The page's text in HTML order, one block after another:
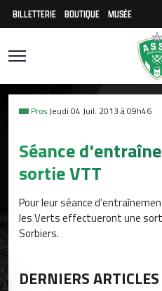
BILLETTERIE BOUTIQUE MUSÉE
ProsJeudi 04 Juil. 2013 à 09h46
Séance
sortie VTT
Pour leur séance
les Verts effectueront une
Sorbiers.
DERNIERS ARTICLES